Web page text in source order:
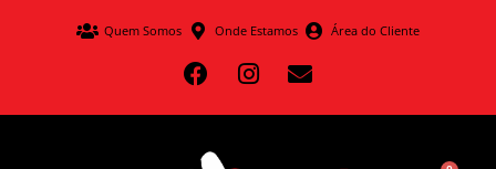
Quem Somos Onde Estamos Área do Cliente